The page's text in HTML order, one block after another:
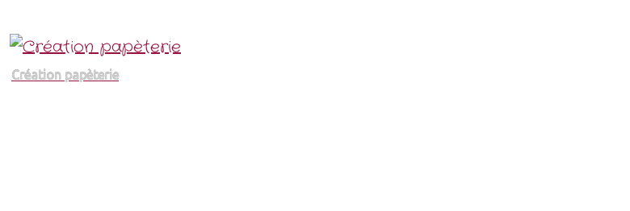
Création papèterie